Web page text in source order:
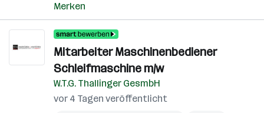
Merken
Mitarbeiter Maschinenbediener
Schleifmaschine m/w
W.T.G. Thallinger GesmbH
vor 4 Tagen veröffentlicht